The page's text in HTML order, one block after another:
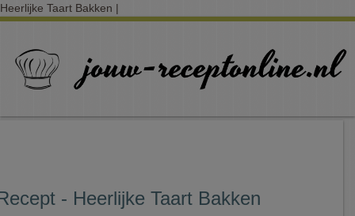
Heerlijke Taart Bakken |
- Heerlijke Taart Bakken